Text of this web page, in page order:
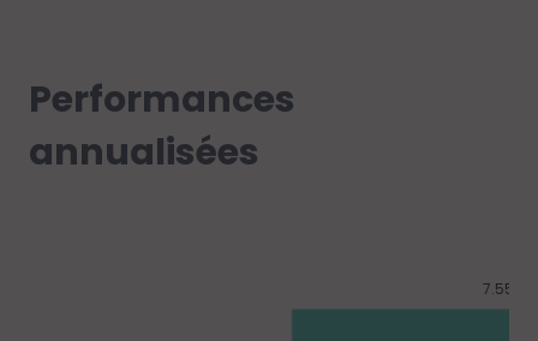
Performances
annualisées